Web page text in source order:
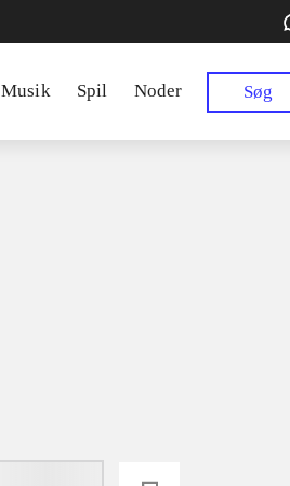
Musik Spil Noder Søg